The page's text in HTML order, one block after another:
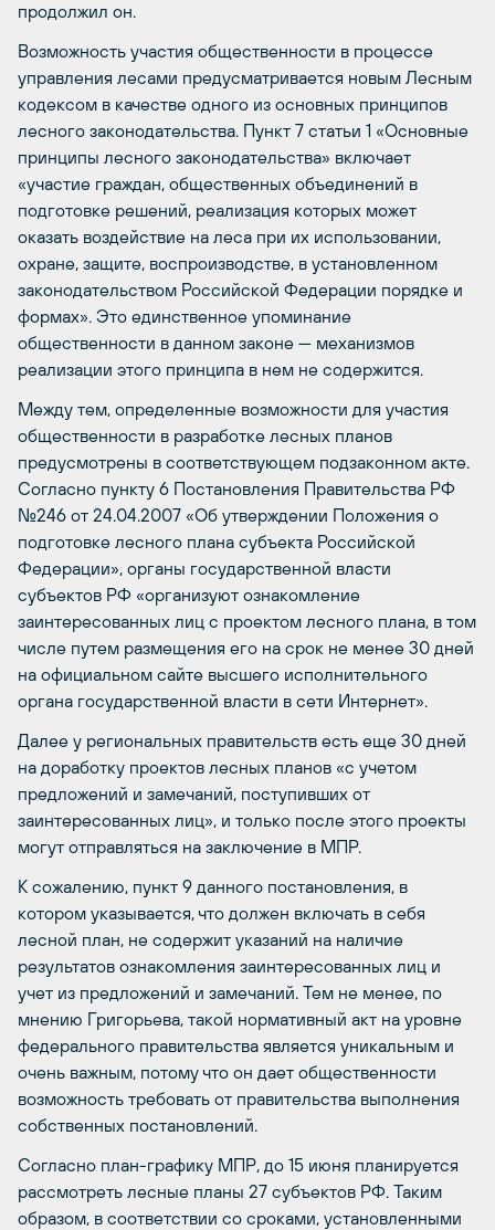
продолжил он.
Возможность участия общественности в процессе
управления лесами предусматривается новым Лесным
кодексом в качестве одного из основных принципов
лесного законодательства. Пункт 7 статьи 1 «Основные
принципы лесного законодательства» включает
«участие граждан, общественных объединений в
подготовке решений, реализация которых может
оказать воздействие на леса при их использовании,
охране, защите, воспроизводстве, в установленном
законодательством Российской Федерации порядке и
формах». Это единственное упоминание
общественности в данном законе — механизмов
реализации этого принципа в нем не содержится.
Между тем, определенные возможности для участия
общественности в разработке лесных планов
предусмотрены в соответствующем подзаконном акте.
Согласно пункту 6 Постановления Правительства РФ
№246 от 24.04.2007 «Об утверждении Положения о
подготовке лесного плана субъекта Российской
Федерации», органы государственной власти
субъектов РФ «организуют ознакомление
заинтересованных лиц с проектом лесного плана, в том
числе путем размещения его на срок не менее 30 дней
на официальном сайте высшего исполнительного
органа государственной власти в сети Интернет».
Далее у региональных правительств есть еще 30 дней
на доработку проектов лесных планов «с учетом
предложений и замечаний, поступивших от
заинтересованных лиц», и только после этого проекты
могут отправляться на заключение в МПР.
К сожалению, пункт 9 данного постановления, в
котором указывается, что должен включать в себя
лесной план, не содержит указаний на наличие
результатов ознакомления заинтересованных лиц и
учет из предложений и замечаний. Тем не менее, по
мнению Григорьева, такой нормативный акт на уровне
федерального правительства является уникальным и
очень важным, потому что он дает общественности
возможность требовать от правительства выполнения
собственных постановлений.
Согласно план-графику МПР, до 15 июня планируется
рассмотреть лесные планы 27 субъектов РФ. Таким
образом, в соответствии со сроками, установленными